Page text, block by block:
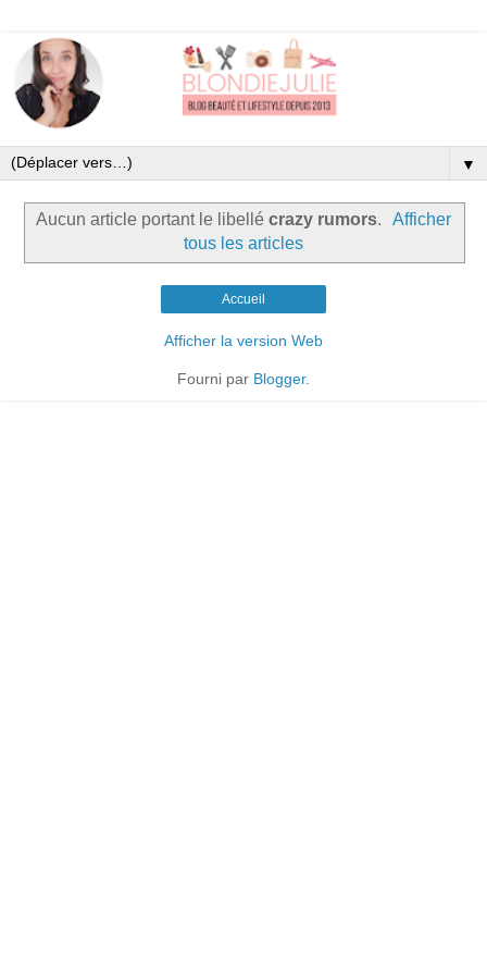
▼
Aucun article portant le libellé crazy rumors.
Afficher
tous les articles
Accueil
Afficher la version Web
Fourni par Blogger.